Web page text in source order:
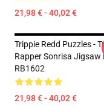
21,98 € - 40,02 €
Trippie Redd Puzzles -
Rapper Sonrisa Jigsaw
RB1602
21,98 € - 40,02 €